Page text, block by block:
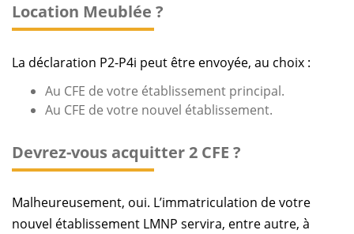
Location Meublée ?
La déclaration P2-P4i peut être envoyée, au choix :
Au CFE de votre établissement principal.
Au CFE de votre nouvel établissement.
Devrez-vous acquitter 2 CFE ?
Malheureusement, oui. L’immatriculation de votre
nouvel établissement LMNP servira, entre autre, à